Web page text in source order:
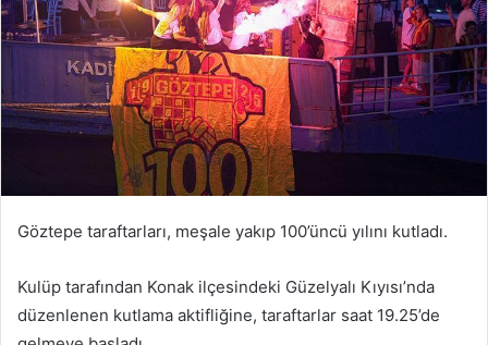
Göztepe taraftarları, meşale yakıp 100’üncü yılını kutladı.
Kulüp tarafından Konak ilçesindeki Güzelyalı Kıyısı’nda
düzenlenen kutlama aktifliğine, taraftarlar saat 19.25’de